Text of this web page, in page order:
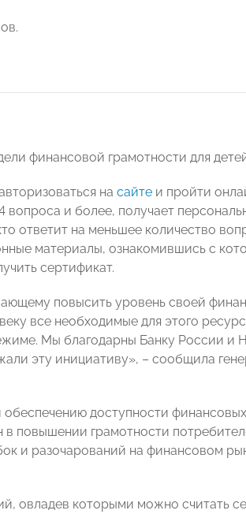
финансовой грамотности для
на сайте и пройти
и более, получает
ответит на меньшее количество
материалы, ознакомившись с
сертификат.
повысить уровень своей
все необходимые для этого
Мы благодарны Банку России и
эту инициативу», – сообщила
доступности
повышении грамотности
и разочарований на финансовом
овладев которыми можно считать